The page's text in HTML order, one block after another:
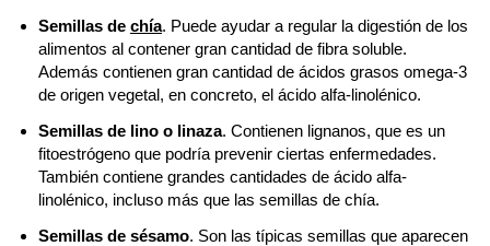
Semillas de chía. Puede ayudar a regular la digestión de los
alimentos al contener gran cantidad de fibra soluble.
Además contienen gran cantidad de ácidos grasos omega-3
de origen vegetal, en concreto, el ácido alfa-linolénico.
Semillas de lino o linaza. Contienen lignanos, que es un
fitoestrógeno que podría prevenir ciertas enfermedades.
También contiene grandes cantidades de ácido alfa-
linolénico, incluso más que las semillas de chía.
Semillas de sésamo. Son las típicas semillas que aparecen